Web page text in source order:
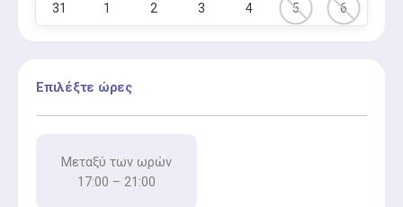
31 1 2 3 4 5 6
Επιλέξτε ώρες
Μεταξύ των ωρών
17:00 – 21:00